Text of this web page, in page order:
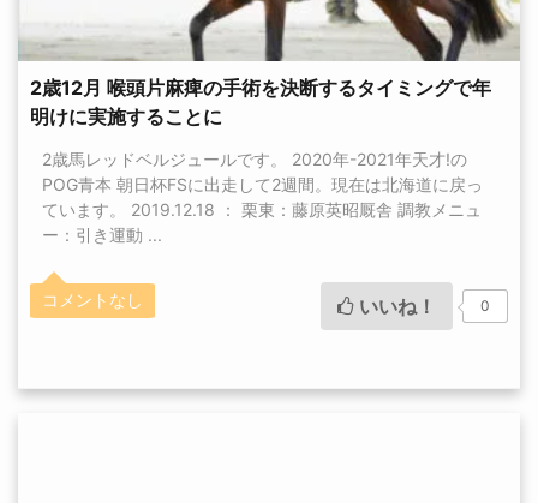
2歳12月 喉頭片麻痺の手術を決断するタイミングで年
明けに実施することに
2歳馬レッドベルジュールです。 2020年-2021年天才!の
POG青本 朝日杯FSに出走して2週間。現在は北海道に戻っ
ています。 2019.12.18 ： 栗東：藤原英昭厩舎 調教メニュ
ー：引き運動 ...
コメントなし いいね！ 0